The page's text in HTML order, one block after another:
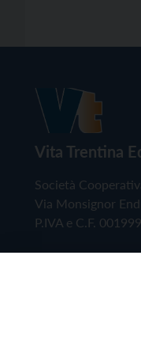
Vita Trentina
Società
Via Monsignor
P.IVA e C.F.